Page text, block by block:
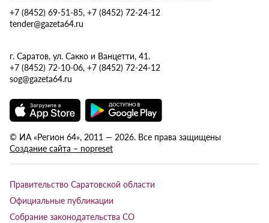
+7 (8452) 69-51-85, +7 (8452) 72-24-12
tender@gazeta64.ru
г. Саратов, ул. Сакко и Ванцетти, 41.
+7 (8452) 72-10-06, +7 (8452) 72-24-12
sog@gazeta64.ru
© ИА «Регион 64», 2011 — 2026. Все права защищены
Создание сайта – nopreset
Правительство Саратовской области
Официальные публикации
Собрание законодательства СО